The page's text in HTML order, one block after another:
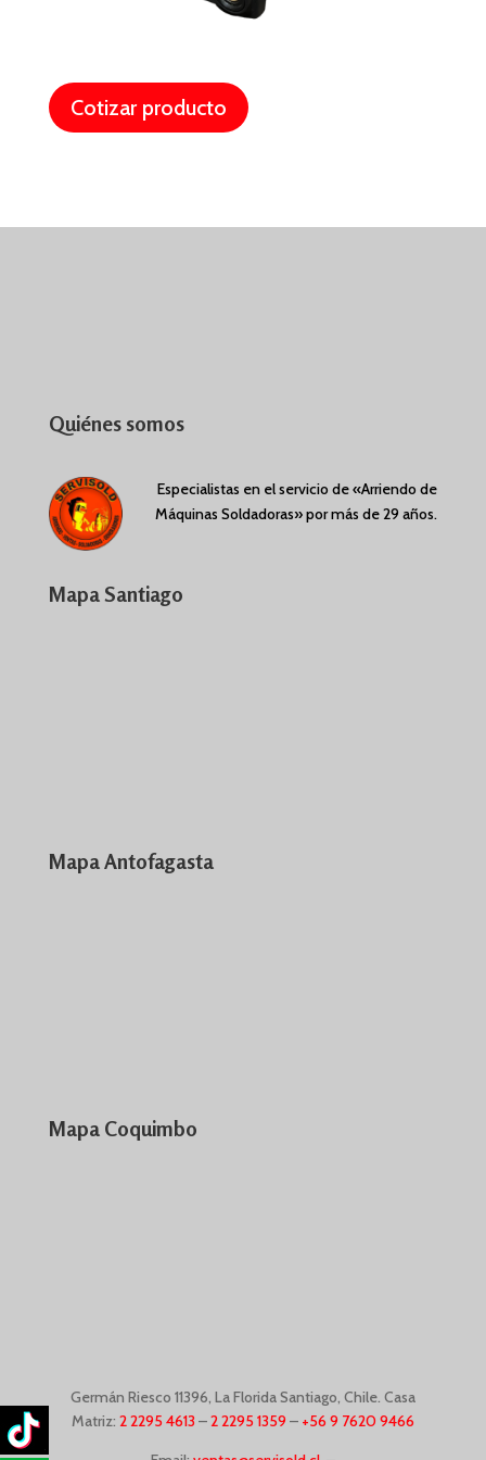
Cotizar producto
Quiénes somos
Especialistas en el servicio de «Arriendo de
Máquinas Soldadoras» por más de 29 años.
Mapa Santiago
Mapa Antofagasta
Mapa Coquimbo
Germán Riesco 11396, La Florida Santiago, Chile. Casa
Matriz: 2 2295 4613–2 2295 1359 – +56 9 7620 9466